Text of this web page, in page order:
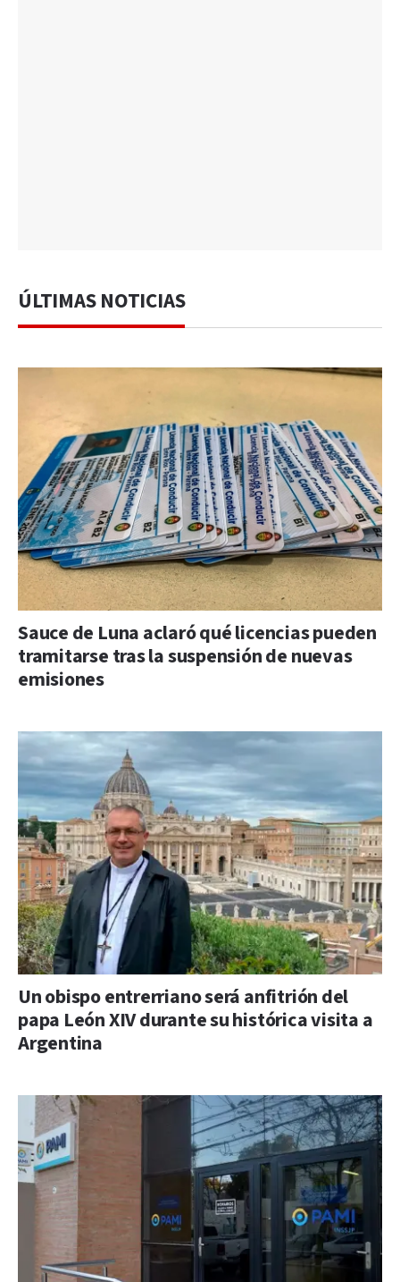
ÚLTIMAS NOTICIAS
Sauce de Luna aclaró qué licencias pueden
tramitarse tras la suspensión de nuevas
emisiones
Un obispo entrerriano será anfitrión del
papa León XIV durante su histórica visita a
Argentina